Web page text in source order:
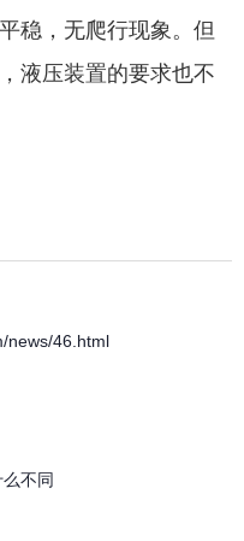
稳，无爬行现象。但
液压装置的要求也不
news/46.html
不同